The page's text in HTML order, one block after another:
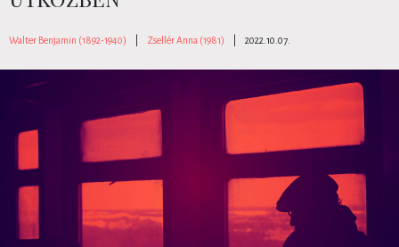
Walter Benjamin (1892-1940) Zsellér Anna (1981) 2022.10.07.